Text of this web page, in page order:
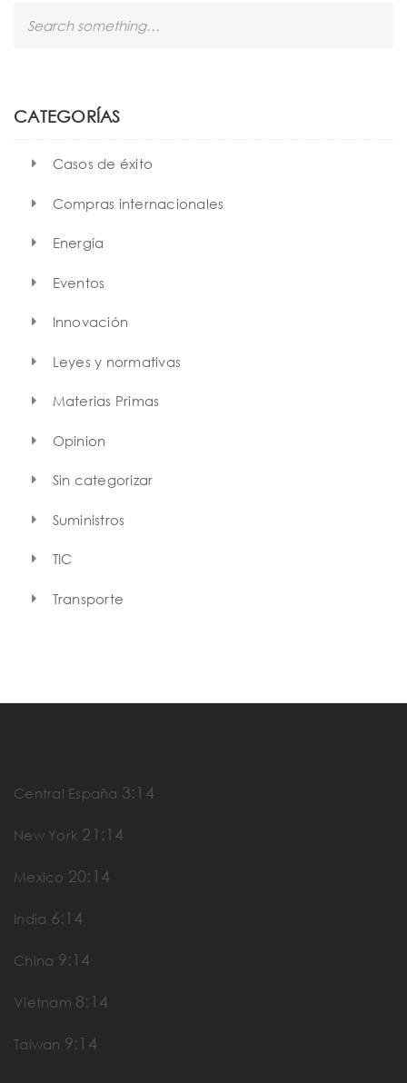
h
CATEGORÍAS
Casos de éxito
Compras internacionales
Energía
Eventos
Innovación
Leyes y normativas
Materias Primas
Opinion
Sin categorizar
Suministros
TIC
Transporte
Central España 3:14
New York 21:14
Mexico 20:14
India 6:14
China 9:14
Vietnam 8:14
Taiwan 9:14